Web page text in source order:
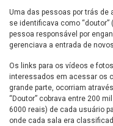
Uma das pessoas por trás
se identificava como “doutor”
pessoa responsável por
gerenciava a entrada de
Os links para os vídeos e
interessados em acessar os
grande parte, ocorriam
“Doutor” cobrava entre 200
6000 reais) de cada usuário
onde cada sala era